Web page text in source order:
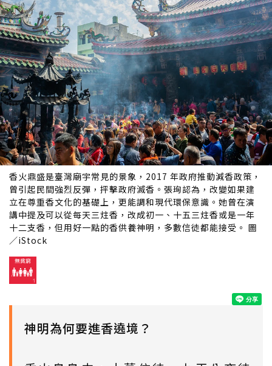
香火鼎盛是臺灣廟宇常見的景象，2017 年政府推動減香政策，
曾引起民間強烈反彈，抨擊政府滅香。張珣認為，改變如果建
立在尊重香文化的基礎上，更能調和現代環保意識。她曾在演
講中提及可以從每天三炷香，改成初一、十五三炷香或是一年
十二支香，但用好一點的香供養神明，多數信徒都能接受。 圖
／iStock
神明為何要進香遶境？